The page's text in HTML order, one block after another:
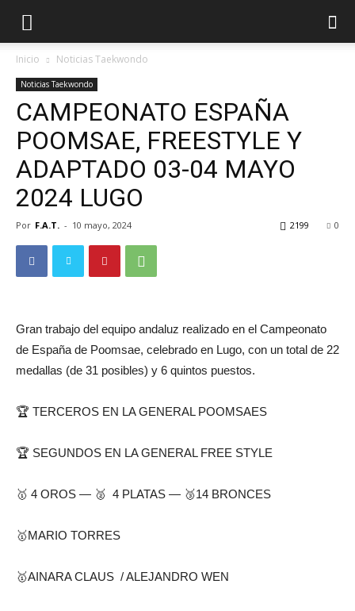
Inicio Noticias Taekwondo
Noticias Taekwondo
CAMPEONATO ESPAÑA
POOMSAE, FREESTYLE Y
ADAPTADO 03-04 MAYO
2024 LUGO
Por F.A.T. - 10 mayo, 2024 0
2199
Gran trabajo del equipo andaluz realizado en el Campeonato
de España de Poomsae, celebrado en Lugo, con un total de 22
medallas (de 31 posibles) y 6 quintos puestos.
🏆 TERCEROS EN LA GENERAL POOMSAES
🏆 SEGUNDOS EN LA GENERAL FREE STYLE
🥇 4 OROS — 🥈 4 PLATAS — 🥉14 BRONCES
🥇MARIO TORRES
🥇AINARA CLAUS / ALEJANDRO WEN